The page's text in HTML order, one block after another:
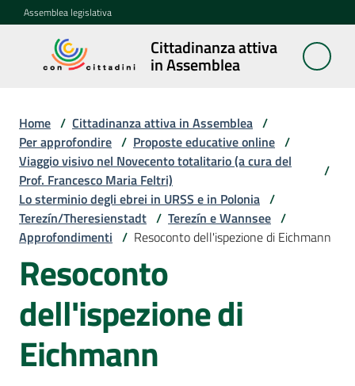
Vai al contenuto
Vai alla navigazione
Vai al footer
Assemblea legislativa
Cittadinanza attiva
in Assemblea
Cittadinanza
attiva in
Concittadini
Porte
aperte
in
Assemblea
Mostre
itineranti
Percorsi
Home / Cittadinanza attiva in Assemblea /
Per approfondire / Proposte educative online /
Viaggio visivo nel Novecento totalitario (a cura del
Prof. Francesco Maria Feltri)
/
Lo sterminio degli ebrei in URSS e in Polonia /
Terezín/Theresienstadt / Terezín e Wannsee /
Approfondimenti / Resoconto dell'ispezione di Eichmann
Resoconto
dell'ispezione di
Eichmann